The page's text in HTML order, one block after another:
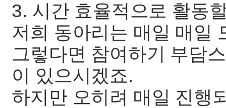
3. 시간 효율적으로 활동
저희 동아리는 매일 매일
그렇다면 참여하기 부담
이 있으시겠죠.
하지만 오히려 매일 진행